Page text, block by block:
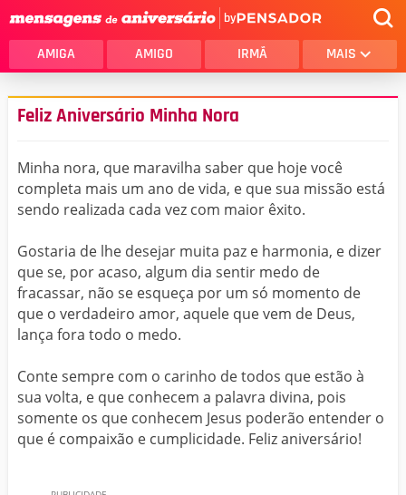
by
AMIGA AMIGO IRMÃ MAIS
Feliz Aniversário Minha Nora
Minha nora, que maravilha saber que hoje você
completa mais um ano de vida, e que sua missão está
sendo realizada cada vez com maior êxito.
Gostaria de lhe desejar muita paz e harmonia, e dizer
que se, por acaso, algum dia sentir medo de
fracassar, não se esqueça por um só momento de
que o verdadeiro amor, aquele que vem de Deus,
lança fora todo o medo.
Conte sempre com o carinho de todos que estão à
sua volta, e que conhecem a palavra divina, pois
somente os que conhecem Jesus poderão entender o
que é compaixão e cumplicidade. Feliz aniversário!